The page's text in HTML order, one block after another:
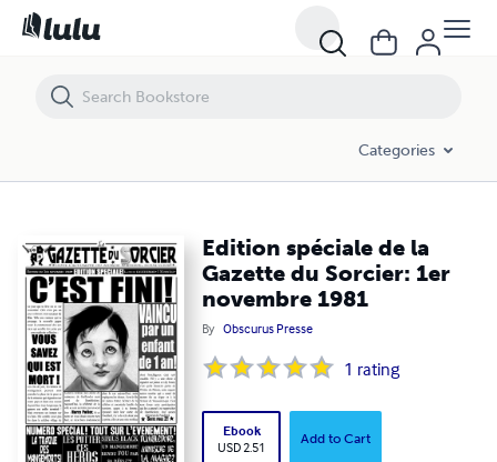
Categories
Edition spéciale de la
Gazette du Sorcier: 1er
novembre 1981
By Obscurus Presse
1 rating
Ebook
USD 2.51
Add to Cart
Edition spéciale de la Gazette du Sorcier: 1er novembre 1981